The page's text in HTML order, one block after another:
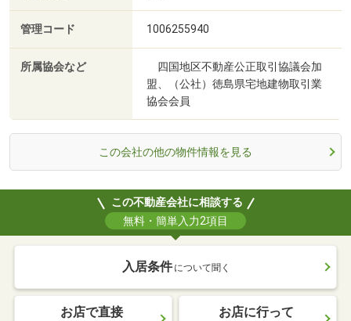
管理コード 1006255940
所属協会など
四国地区不動産公正取引協議会加
盟、（公社）徳島県宅地建物取引業
協会会員
この会社の他の物件情報を見る
この不動産会社に相談する
無料・簡単入力2項目
入居条件 について聞く
お店で直接 お店に行って